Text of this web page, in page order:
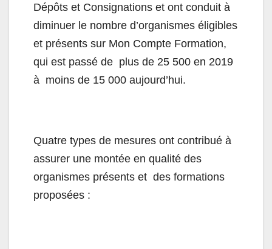
Dépôts et Consignations et ont conduit à
diminuer le nombre d’organismes éligibles
et présents sur Mon Compte Formation,
qui est passé de plus de 25 500 en 2019
à moins de 15 000 aujourd’hui.
Quatre types de mesures ont contribué à
assurer une montée en qualité des
organismes présents et des formations
proposées :